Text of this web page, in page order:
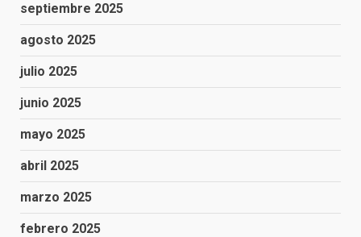
septiembre 2025
agosto 2025
julio 2025
junio 2025
mayo 2025
abril 2025
marzo 2025
febrero 2025